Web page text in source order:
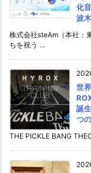
化
波
株式会社steAm（本社：
ちを祝う ...
世
誕
つ
THE PICKLE BANG